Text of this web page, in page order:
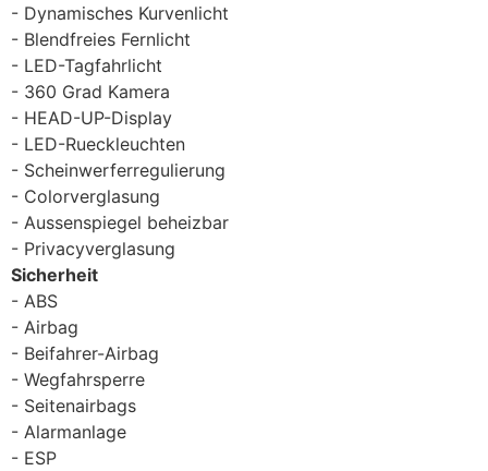
Dynamisches Kurvenlicht
Blendfreies Fernlicht
LED-Tagfahrlicht
360 Grad Kamera
HEAD-UP-Display
LED-Rueckleuchten
Scheinwerferregulierung
Colorverglasung
Aussenspiegel beheizbar
Privacyverglasung
Sicherheit
ABS
Airbag
Beifahrer-Airbag
Wegfahrsperre
Seitenairbags
Alarmanlage
ESP